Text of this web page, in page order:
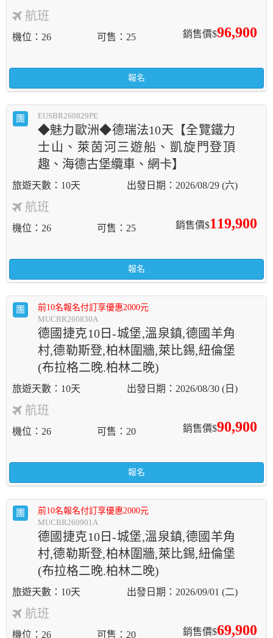
航班
銷售價$96,900
機位 26 可售 25
報名
團 EUSBR260829PE
◆魅力歐洲◆德瑞法10天【全覽鐵力
士山、萊茵河三遊船、凱旋門登頂
趣、海德古堡纜車、網卡】
10天 2026/08/29 (六)
航班
銷售價$119,900
機位 26 可售 25
報名
團
前10名報名付訂享優惠2000元
MUCBR260830A
德國捷克10日-城堡,溫泉鎮,德國羊角
村,德勒斯登,柏林圍牆,萊比錫,紐倫堡
(布拉格二晚.柏林二晚)
10天 2026/08/30 (日)
航班
銷售價$90,900
機位 26 可售 20
報名
團
前10名報名付訂享優惠2000元
MUCBR260901A
德國捷克10日-城堡,溫泉鎮,德國羊角
村,德勒斯登,柏林圍牆,萊比錫,紐倫堡
(布拉格二晚.柏林二晚)
10天 2026/09/01 (二)
航班
銷售價$69,900
機位 26 可售 20